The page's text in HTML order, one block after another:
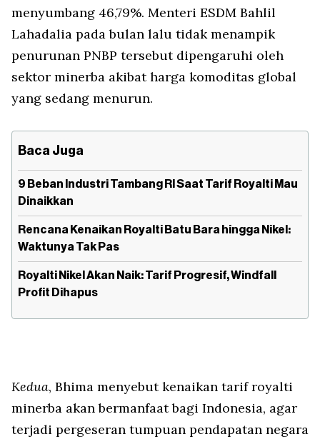
menyumbang 46,79%. Menteri ESDM Bahlil
Lahadalia pada bulan lalu tidak menampik
penurunan PNBP tersebut dipengaruhi oleh
sektor minerba akibat harga komoditas global
yang sedang menurun.
Baca Juga
9 Beban Industri Tambang RI Saat Tarif Royalti Mau
Dinaikkan
Rencana Kenaikan Royalti Batu Bara hingga Nikel:
Waktunya Tak Pas
Royalti Nikel Akan Naik: Tarif Progresif, Windfall
Profit Dihapus
Kedua, Bhima menyebut kenaikan tarif royalti
minerba akan bermanfaat bagi Indonesia, agar
terjadi pergeseran tumpuan pendapatan negara